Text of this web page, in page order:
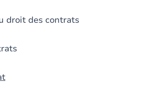
droit des contrats